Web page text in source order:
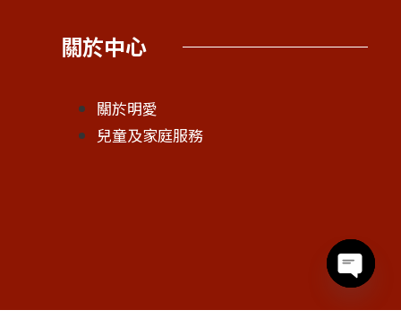
關於中心
關於明愛
兒童及家庭服務